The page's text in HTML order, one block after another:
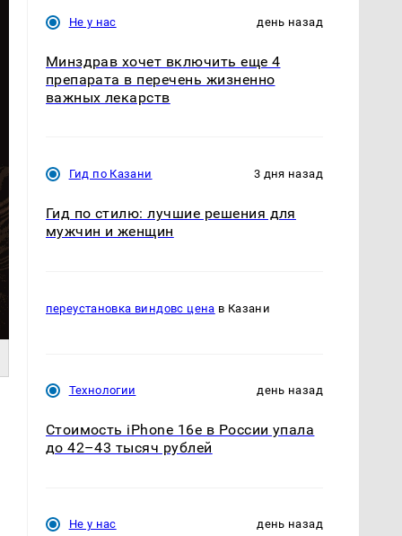
Не у нас день назад
Минздрав хочет включить еще 4
препарата в перечень жизненно
важных лекарств
Гид по Казани 3 дня назад
Гид по стилю: лучшие решения для
мужчин и женщин
переустановка виндовс цена в Казани
Технологии день назад
Стоимость iPhone 16e в России упала
до 42–43 тысяч рублей
Не у нас день назад